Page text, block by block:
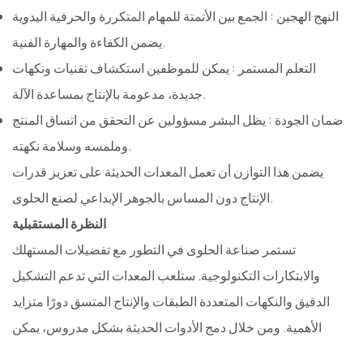
النهج الهجين : الجمع بين الأتمتة للمهام المتكررة والحرفية اليدوية
يضمن الكفاءة والمهارة الفنية.
التعلم المستمر : يمكن للموظفين استكشاف تقنيات ونكهات
جديدة، مدعومة بالإنتاج بمساعدة الآلة.
ضمان الجودة : يظل البشر مسؤولين عن التحقق من اتساق المنتج
وملمسه وسلامة نكهته.
يضمن هذا التوازن أن تعمل المعدات الحديثة على تعزيز قدرات
الإنتاج دون المساس بالجوهر الإبداعي لصنع الحلوى.
النظرة المستقبلية
تستمر صناعة الحلوى في التطور مع تفضيلات المستهلك
والابتكارات التكنولوجية. ستلعب المعدات التي تدعم التشكيل
الدقيق والنكهات المتعددة الطبقات والإنتاج المتسق دورًا متزايد
الأهمية. ومن خلال دمج الأدوات الحديثة بشكل مدروس، يمكن